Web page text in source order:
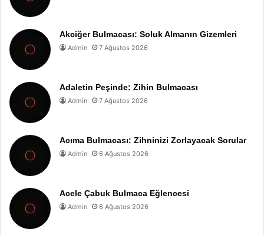
Akciğer Bulmacası: Soluk Almanın Gizemleri
Admin 7 Ağustos 2026
Adaletin Peşinde: Zihin Bulmacası
Admin 7 Ağustos 2026
Acıma Bulmacası: Zihninizi Zorlayacak Sorular
Admin 6 Ağustos 2026
Acele Çabuk Bulmaca Eğlencesi
Admin 6 Ağustos 2026